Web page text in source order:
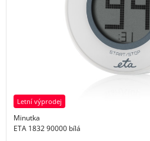
Letní výprodej
Minutka
ETA 1832 90000 bílá